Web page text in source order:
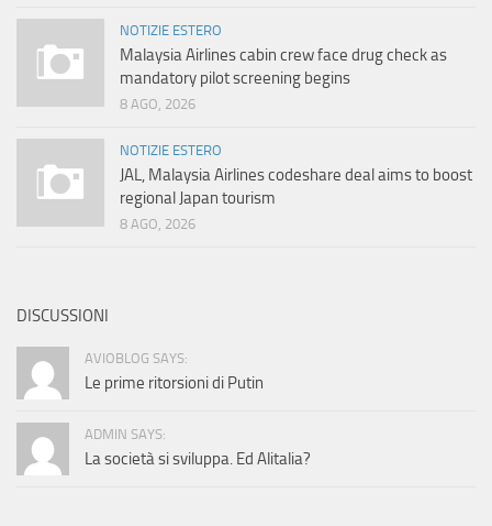
NOTIZIE ESTERO
Malaysia Airlines cabin crew face drug check as
mandatory pilot screening begins
8 AGO, 2026
NOTIZIE ESTERO
JAL, Malaysia Airlines codeshare deal aims to boost
regional Japan tourism
8 AGO, 2026
DISCUSSIONI
AVIOBLOG SAYS:
Le prime ritorsioni di Putin
ADMIN SAYS:
La società si sviluppa. Ed Alitalia?